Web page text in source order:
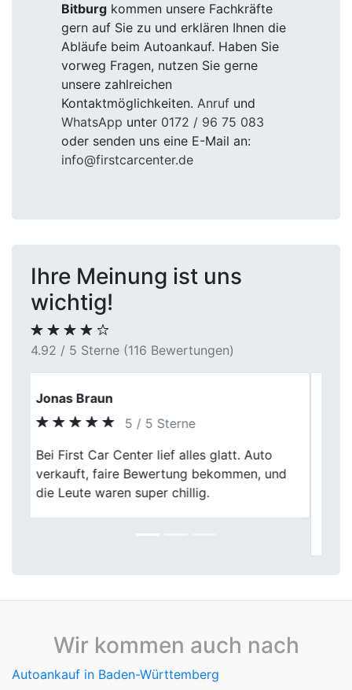
Bitburg kommen unsere Fachkräfte
gern auf Sie zu und erklären Ihnen die
Abläufe beim Autoankauf. Haben Sie
vorweg Fragen, nutzen Sie gerne
unsere zahlreichen
Kontaktmöglichkeiten. Anruf und
WhatsApp unter 0172 / 96 75 083
oder senden uns eine E-Mail an:
info@firstcarcenter.de
Ihre Meinung ist uns
wichtig!
4.92 / 5 Sterne (116 Bewertungen)
Simon Herrmann
5 / 5 Sterne
Ich war wirklich überrascht, wie einfach
der Verkauf bei First Car Center in war.
Faire Bewertung, nette Leute und alles lief
Previous
Wir kommen auch nach
Autoankauf in Baden-Württemberg